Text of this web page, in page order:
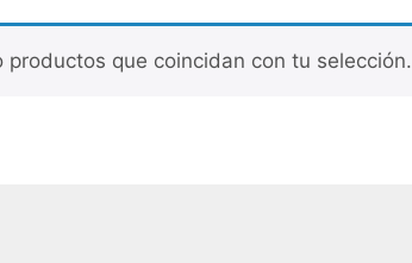
productos que coincidan con tu selección.